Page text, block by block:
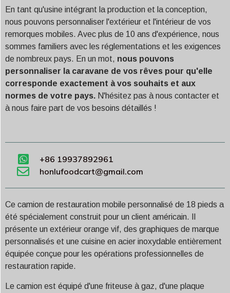
En tant qu'usine intégrant la production et la conception,
nous pouvons personnaliser l'extérieur et l'intérieur de vos
remorques mobiles. Avec plus de 10 ans d'expérience, nous
sommes familiers avec les réglementations et les exigences
de nombreux pays. En un mot, nous pouvons
personnaliser la caravane de vos rêves pour qu'elle
corresponde exactement à vos souhaits et aux
normes de votre pays. N'hésitez pas à nous contacter et
à nous faire part de vos besoins détaillés !
+86 19937892961
honlufoodcart@gmail.com
Ce camion de restauration mobile personnalisé de 18 pieds a
été spécialement construit pour un client américain. Il
présente un extérieur orange vif, des graphiques de marque
personnalisés et une cuisine en acier inoxydable entièrement
équipée conçue pour les opérations professionnelles de
restauration rapide.
Le camion est équipé d'une friteuse à gaz, d'une plaque